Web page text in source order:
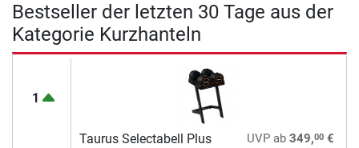
Bestseller der letzten 30 Tage aus der
Kategorie Kurzhanteln
1
Taurus Selectabell Plus
UVPab 349,00€